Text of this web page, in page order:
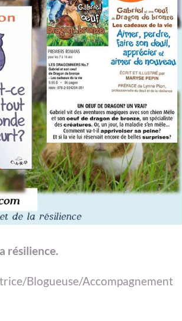
résilience.
Blogueuse/Accompagnement